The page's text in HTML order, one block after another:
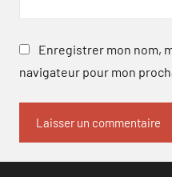
Enregistrer mon nom,
navigateur pour mon